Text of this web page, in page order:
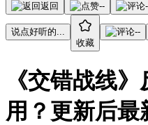
返回 --
说点好听的...
收藏
--
《交错战线
用？更新后最